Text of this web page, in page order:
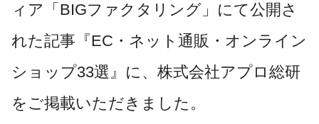
ィア「BIGファクタリング」にて公開さ
れた記事『EC・ネット通販・オンライン
ショップ33選』に、株式会社アプロ総研
をご掲載いただきました。